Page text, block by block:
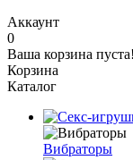
Аккаунт
0
Ваша корзина пуста!
Корзина
Каталог
Вибраторы